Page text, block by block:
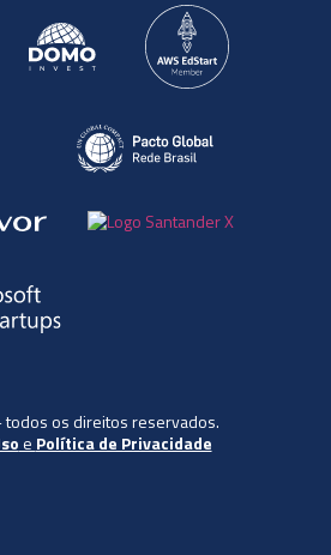
todos os direitos reservados.
e Política de Privacidade